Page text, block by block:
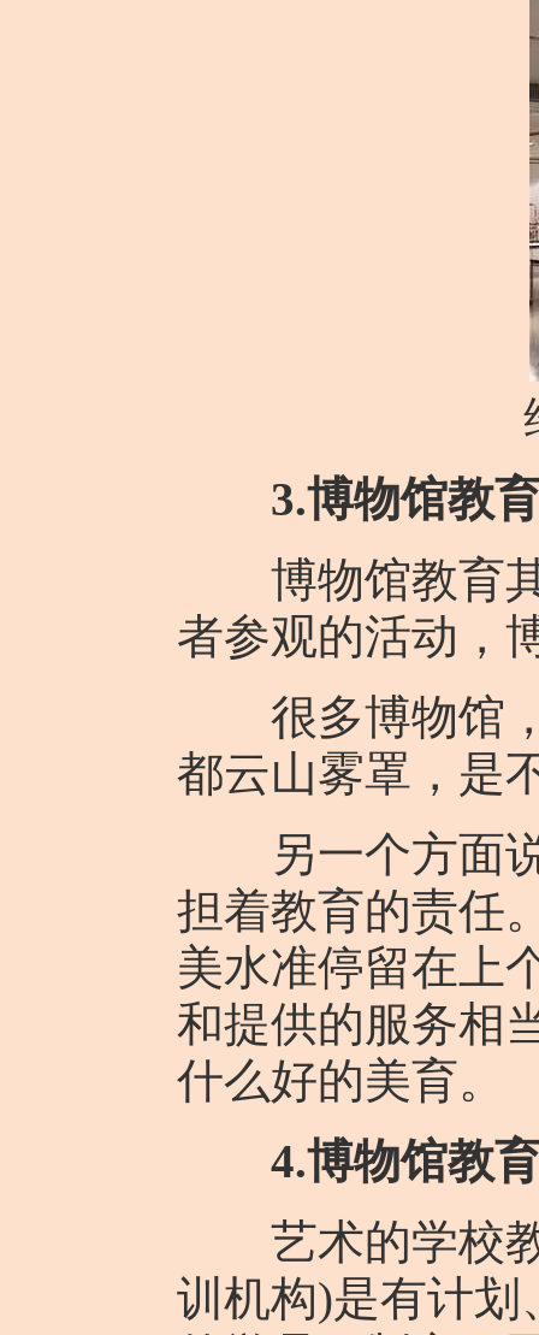
3.博物馆教
博物馆教育其
者参观的活动，
很多博物馆，
都云山雾罩，是
另一个方面说
担着教育的责任
美水准停留在上
和提供的服务相
什么好的美育。
4.博物馆教
艺术的学校教
训机构)是有计划